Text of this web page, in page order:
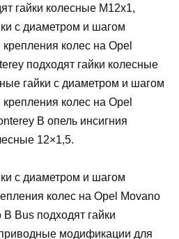
гайки колесные М12х1,
с диаметром и шагом
колес на Opel
подходят гайки колесные
гайки с диаметром и шагом
колес на Opel
B опель инсигния
12×1,5.
с диаметром и шагом
колес на Opel Movano
Bus подходят гайки
модификации для